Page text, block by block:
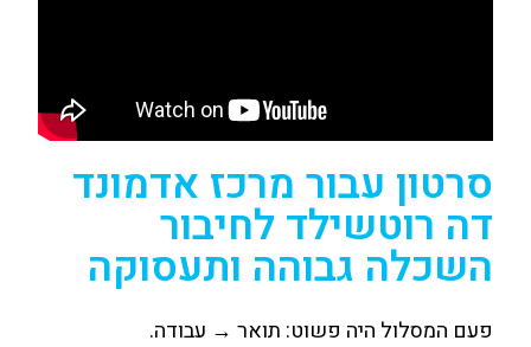
סרטון עבור מרכז אדמונד
דה רוטשילד לחיבור
השכלה גבוהה ותעסוקה
פעם המסלול היה פשוט: תואר → עבודה.